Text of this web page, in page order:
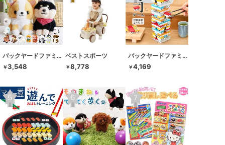
バックヤードファミリー
￥3,548
ベストスポーツ
￥8,778
バックヤードファミリー
￥4,169